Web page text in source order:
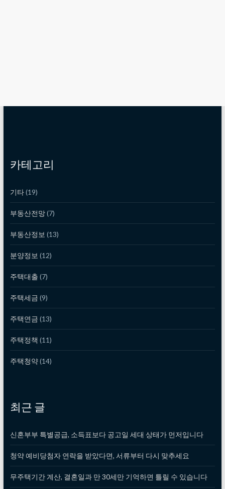
카테고리
기타(19)
부동산전망(7)
부동산정보 (13)
분양정보 (12)
주택대출 (7)
주택세금 (9)
주택연금 (13)
주택정책 (11)
주택청약(14)
최근 글
신혼부부 특별공급, 소득표보다 공고일 세대 상태가 먼저입니다
청약 예비당첨자 연락을 받았다면, 서류부터 다시 맞추세요
무주택기간 계산, 결혼일과 만 30세만 기억하면 틀릴 수 있습니다